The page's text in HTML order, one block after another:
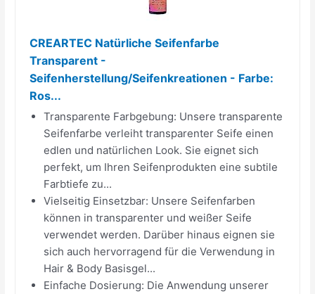
CREARTEC Natürliche Seifenfarbe
Transparent -
Seifenherstellung/Seifenkreationen - Farbe:
Ros...
Transparente Farbgebung: Unsere transparente
Seifenfarbe verleiht transparenter Seife einen
edlen und natürlichen Look. Sie eignet sich
perfekt, um Ihren Seifenprodukten eine subtile
Farbtiefe zu...
Vielseitig Einsetzbar: Unsere Seifenfarben
können in transparenter und weißer Seife
verwendet werden. Darüber hinaus eignen sie
sich auch hervorragend für die Verwendung in
Hair & Body Basisgel...
Einfache Dosierung: Die Anwendung unserer